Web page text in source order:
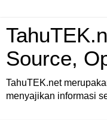
Source,
TahuTEK.net
menyajikan informasi